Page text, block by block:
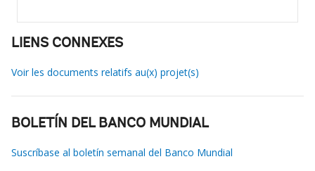
LIENS CONNEXES
Voir les documents relatifs au(x) projet(s)
BOLETÍN DEL BANCO MUNDIAL
Suscríbase al boletín semanal del Banco Mundial